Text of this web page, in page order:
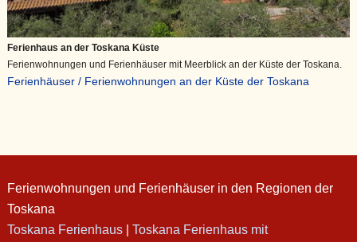
Ferienhaus an der Toskana Küste
Ferienwohnungen und Ferienhäuser mit Meerblick an der Küste der Toskana.
Ferienhäuser / Ferienwohnungen an der Küste der Toskana
Ferienwohnungen und Ferienhäuser in den Regionen der
Toskana
Toskana Ferienhaus| Toskana Ferienhaus mit